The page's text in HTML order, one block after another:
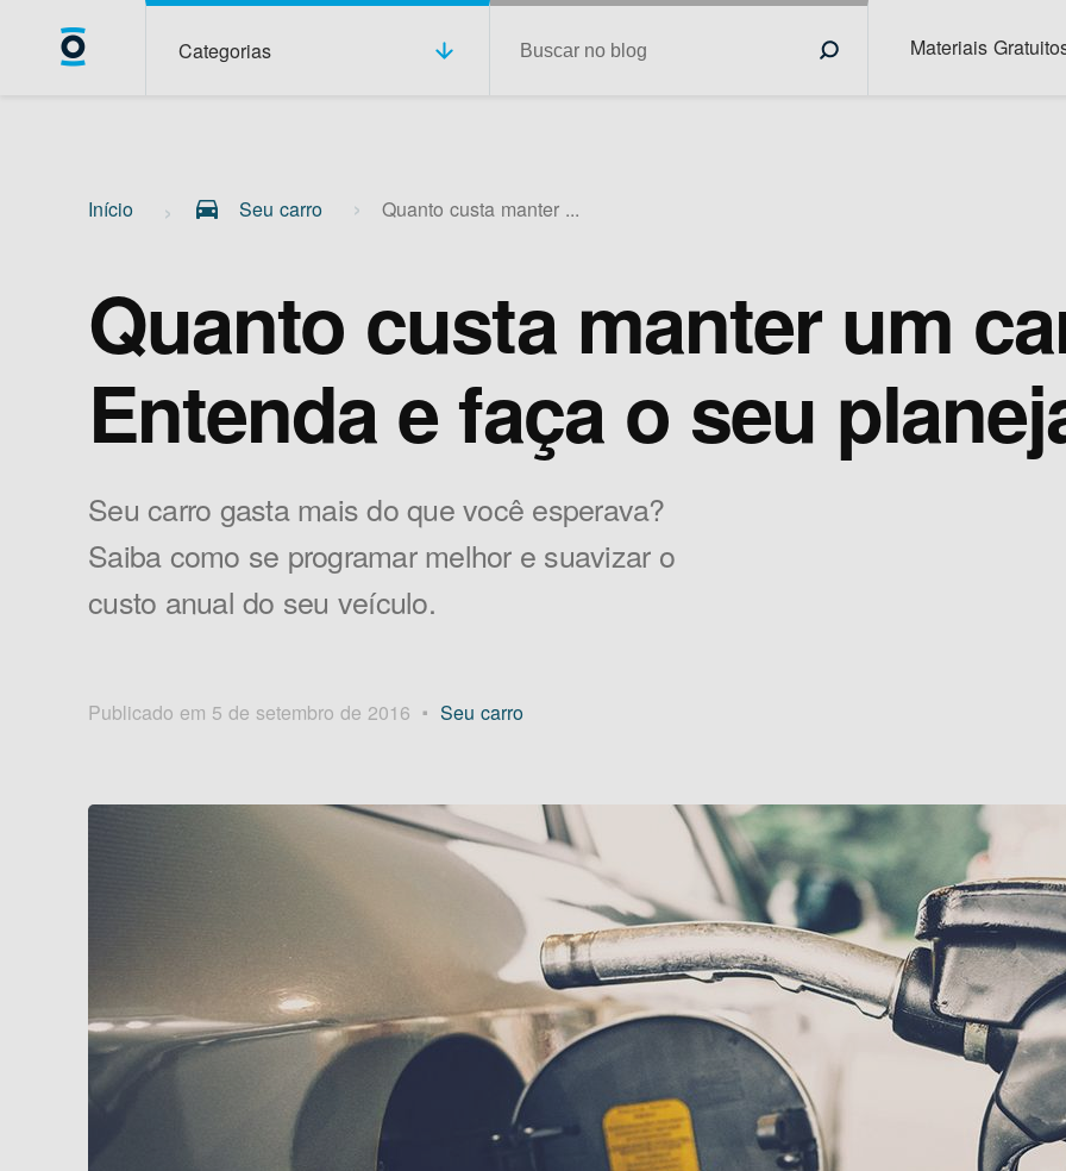
Categorias Materiais
Início drive_eta Seu carro Quanto custa manter ...
Quanto custa manter um
Entenda e faça o seu
Seu carro gasta mais do que você esperava?
Saiba como se programar melhor e suavizar o
custo anual do seu veículo.
Publicado em 5 de setembro de 2016 Seu carro